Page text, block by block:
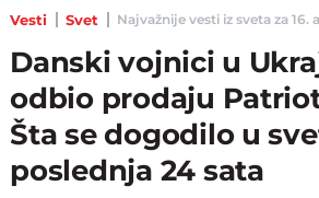
Vesti Svet Najvažnije vesti iz sveta za 16.
Danski vojnici u
odbio prodaju
Šta se dogodilo u
poslednja 24 sata